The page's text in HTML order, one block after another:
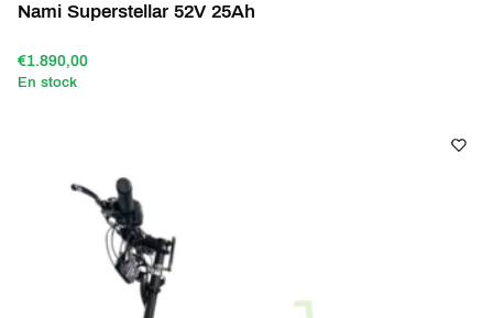
Nami Superstellar 52V 25Ah
€1.890,00
En stock